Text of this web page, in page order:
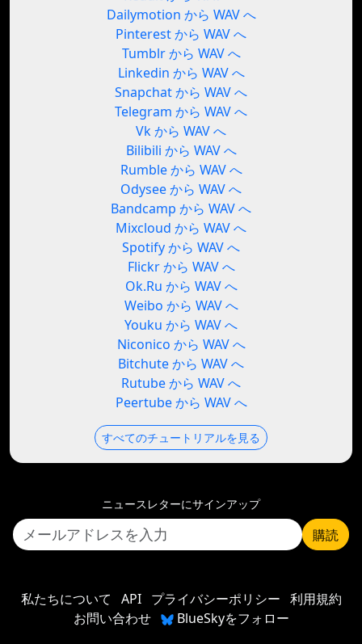
Dailymotion から WAV へ
Pinterest から WAV へ
Tumblr から WAV へ
Linkedin から WAV へ
Snapchat から WAV へ
Telegram から WAV へ
Vk から WAV へ
Bilibili から WAV へ
Rumble から WAV へ
Odysee から WAV へ
Bandcamp から WAV へ
Mixcloud から WAV へ
Spotify から WAV へ
Flickr から WAV へ
Ok.Ru から WAV へ
Weibo から WAV へ
Youku から WAV へ
Niconico から WAV へ
Bitchute から WAV へ
Rutube から WAV へ
Peertube から WAV へ
すべてのチュートリアルを見る
ニュースレターにサインアップ
購読
私たちについて API プライバシーポリシー 利用規約
お問い合わせ
BlueSkyをフォロー